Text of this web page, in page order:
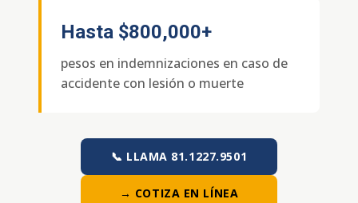
Hasta $800,000+
pesos en indemnizaciones en caso de
accidente con lesión o muerte
📞 LLAMA 81.1227.9501
→ COTIZA EN LÍNEA